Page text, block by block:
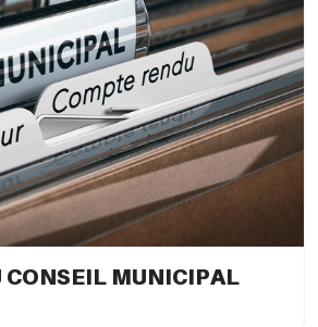
CONSEIL MUNICIPAL